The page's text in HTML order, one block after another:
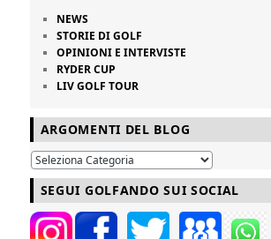
NEWS
STORIE DI GOLF
OPINIONI E INTERVISTE
RYDER CUP
LIV GOLF TOUR
ARGOMENTI DEL BLOG
SEGUI GOLFANDO SUI SOCIAL